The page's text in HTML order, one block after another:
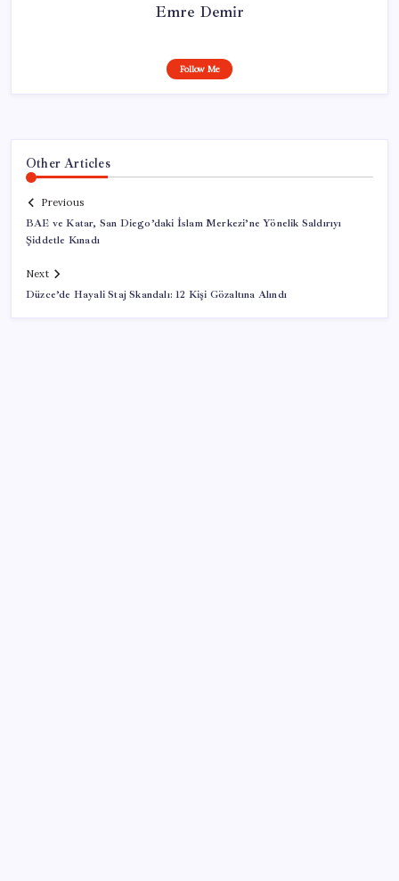
Emre Demir
Follow Me
Other Articles
Previous
BAE ve Katar, San Diego’daki İslam Merkezi’ne Yönelik Saldırıyı
Şiddetle Kınadı
Next
Düzce’de Hayali Staj Skandalı: 12 Kişi Gözaltına Alındı